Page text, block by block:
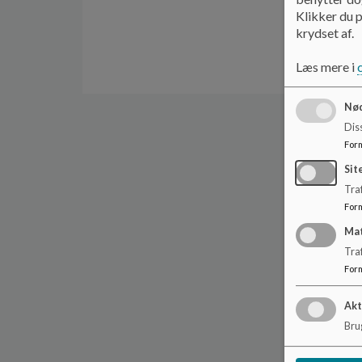
Klikker du
krydset af.
Læs mere i